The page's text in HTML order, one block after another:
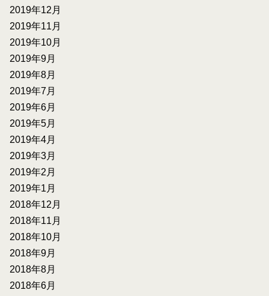
2019年12月
2019年11月
2019年10月
2019年9月
2019年8月
2019年7月
2019年6月
2019年5月
2019年4月
2019年3月
2019年2月
2019年1月
2018年12月
2018年11月
2018年10月
2018年9月
2018年8月
2018年6月